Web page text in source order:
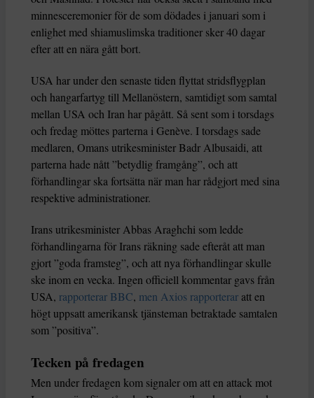
minnesceremonier för de som dödades i januari som i
enlighet med shiamuslimska traditioner sker 40 dagar
efter att en nära gått bort.
USA har under den senaste tiden flyttat stridsflygplan
och hangarfartyg till Mellanöstern, samtidigt som samtal
mellan USA och Iran har pågått. Så sent som i torsdags
och fredag möttes parterna i Genève. I torsdags sade
medlaren, Omans utrikesminister Badr Albusaidi, att
parterna hade nått ”betydlig framgång”, och att
förhandlingar ska fortsätta när man har rådgjort med sina
respektive administrationer.
Irans utrikesminister Abbas Araghchi som ledde
förhandlingarna för Irans räkning sade efteråt att man
gjort ”goda framsteg”, och att nya förhandlingar skulle
ske inom en vecka. Ingen officiell kommentar gavs från
USA, rapporterar BBC, men Axios rapporteraratt en
högt uppsatt amerikansk tjänsteman betraktade samtalen
som ”positiva”.
Tecken på fredagen
Men under fredagen kom signaler om att en attack mot